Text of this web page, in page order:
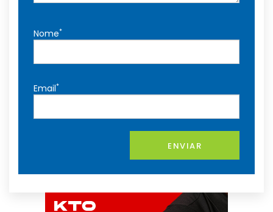
Nome*
Email*
ENVIAR